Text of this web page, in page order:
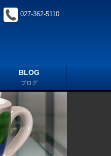
027-362-5110
BLOG
ブログ